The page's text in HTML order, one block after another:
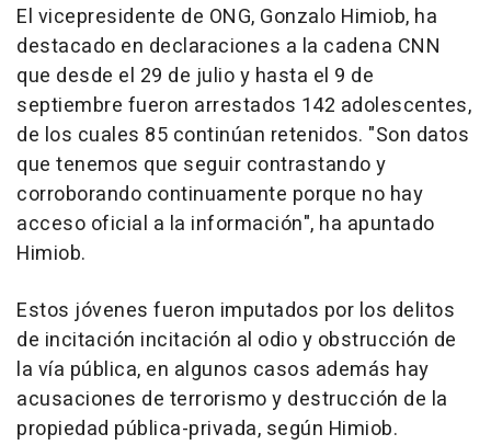
El vicepresidente de ONG, Gonzalo Himiob, ha
destacado en declaraciones a la cadena CNN
que desde el 29 de julio y hasta el 9 de
septiembre fueron arrestados 142 adolescentes,
de los cuales 85 continúan retenidos. "Son datos
que tenemos que seguir contrastando y
corroborando continuamente porque no hay
acceso oficial a la información", ha apuntado
Himiob.
Estos jóvenes fueron imputados por los delitos
de incitación incitación al odio y obstrucción de
la vía pública, en algunos casos además hay
acusaciones de terrorismo y destrucción de la
propiedad pública-privada, según Himiob.